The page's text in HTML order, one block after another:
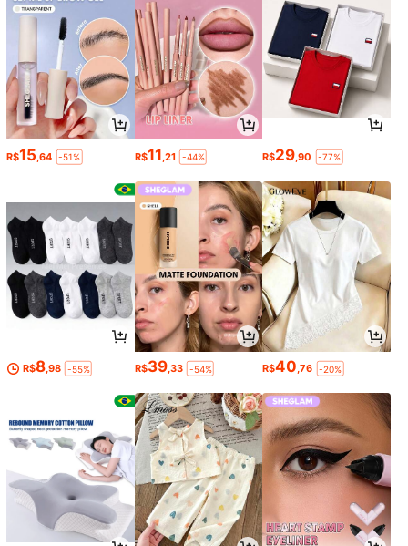
R$15 ,64 -51% R$11 ,21 -44% R$29 ,90 -77%
R$8,98 -55% R$39,33 -54% R$40 ,76 -20%